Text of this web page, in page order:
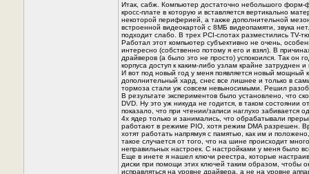
Итак, сабж. Компьютер достаточно небольшого форм-
кросс-плате в которую и вставляется вертикально
некоторой периферией, а также дополнительной
встроенной видеокартой с 8МБ видеопамяти, звука
подходит слабо. В трех PCI-слотах разместились TV-
Работал этот компьютер субъективно не очень,
интересно (собственно потому я его и взял). В
драйверов (а было это не просто) успокоился. Так он
корпуса доступ к каким-либо узлам крайне
И вот под новый год у меня появляется новый
дополнительный хард, снес все лишнее и только в
тормоза стали уж совсем невыносимыми. Решил
В результате экспериментов было установлено, что
DVD. Ну это уж никуда не годится, в таком
показало, что при чтении/записи наглухо забивается
4х ядер только и занимались, что обрабатывали
работают в режиме PIO, хотя режим DMA разрешен.
хотят работать напрямуя с памятью, как им и
такое случается от того, что на шине происходит
неправильных настроек. С настройками у меня было
Еще в инете я нашел ключи реестра, которые
диски при помощи этих ключей таким образом,
исправляться на уровне драйвера, а не на уровне